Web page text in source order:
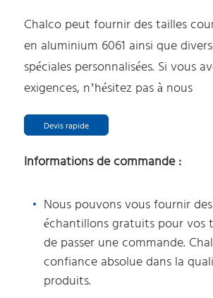
Chalco peut fournir des tailles
en aluminium 6061 ainsi que
spéciales personnalisées. Si vous
exigences, n’hésitez pas à nous
Devis rapide
Informations de commande :
Nous pouvons vous fournir des
échantillons gratuits pour vos
de passer une commande.
confiance absolue dans la
produits.